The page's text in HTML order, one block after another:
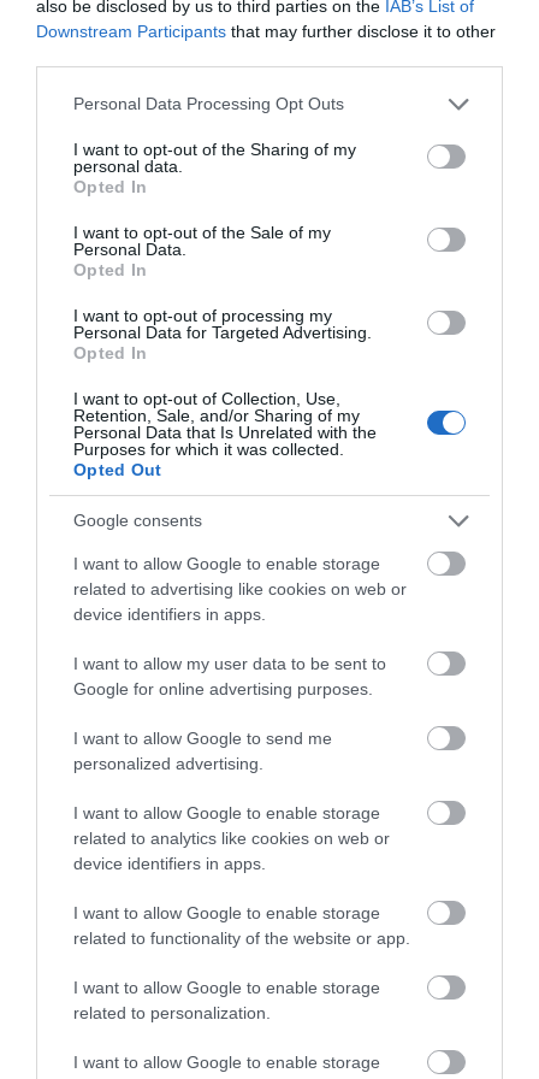
also be disclosed by us to third parties on the IAB’s List of
Downstream Participants that may further disclose it to other
Please note that this website/app uses one or more Google
not limited to your visit or usage behaviour. You may click to
grant or deny consent to Google and its third-party tags to
use your data for below specified purposes in below Google
consent section.
Personal Data Processing Opt Outs
I want to opt-out of the Sharing of my
personal data.
Opted In
I want to opt-out of the Sale of my
Personal Data.
Opted In
I want to opt-out of processing my
Personal Data for Targeted Advertising.
Opted In
I want to opt-out of Collection, Use,
Retention, Sale, and/or Sharing of my
Personal Data that Is Unrelated with the
Purposes for which it was collected.
Opted Out
Google consents
I want to allow Google to enable storage
related to advertising like cookies on web or
device identifiers in apps.
I want to allow my user data to be sent to
Google for online advertising purposes.
I want to allow Google to send me
personalized advertising.
I want to allow Google to enable storage
related to analytics like cookies on web or
device identifiers in apps.
I want to allow Google to enable storage
related to functionality of the website or app.
I want to allow Google to enable storage
related to personalization.
I want to allow Google to enable storage
δεσμεύεται ότι παραδίδει τα εμπορεύματα σε άρτια
και τέλεια κατάσταση στις εκάστοτε μεταφορικές
τυχόν φθορά, παραποίηση ή καταστροφή που
προκλήθηκε κατά την μεταφορά τους. Τα
εμπορεύματα, ασφαλίζονται από την εταιρεία, μόνο
ύστερα από γραπτή εντολή του αγοραστή, με χρέωση
Παρακαλούμε, ελέγξτε το κόστος των μεταφορικών
πριν την ολοκλήρωση της παραγγελίας σας. Σε κάθε
περισσότερες πληροφορίες ή για επανέλεγχο της
χρέωσης στην παραγγελία σας
Επιστροφή – Αντικατάσταση Προϊόντων:
Έχετε το δικαίωμα να επιστρέψετε τα προϊόντα που
τους, εντός δεκατεσσάρων (14) ημερολογιακών
πρόβλημα σε κάποιο προϊόν, είτε επειδή αλλάξατε
γνώμη. Σε όλες τις περιπτώσεις στις οποίες με
αποδεδειγμένη υπαιτιότητα του Polychromo: α)
πωλήθηκαν λανθασμένα προϊόντα, β) ή προϊόντα
μην έχουν χρησιμοποιηθεί, να βρίσκονται στην
φθορές, η συσκευασία τους να είναι αυτή που
κατάσταση, μαζί με όλα τα έγγραφα τα οποία τα